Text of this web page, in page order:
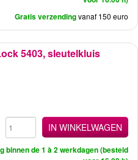
Gratis verzendingvanaf 150 euro
5403, sleutelkluis
IN WINKELWAGEN
binnen de 1 à 2 werkdagen (besteld